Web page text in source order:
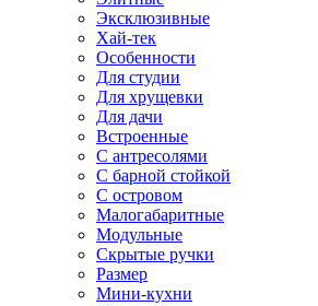
Эксклюзивные
Хай-тек
Особенности
Для студии
Для хрущевки
Для дачи
Встроенные
С антресолями
С барной стойкой
С островом
Малогабаритные
Модульные
Скрытые ручки
Размер
Мини-кухни